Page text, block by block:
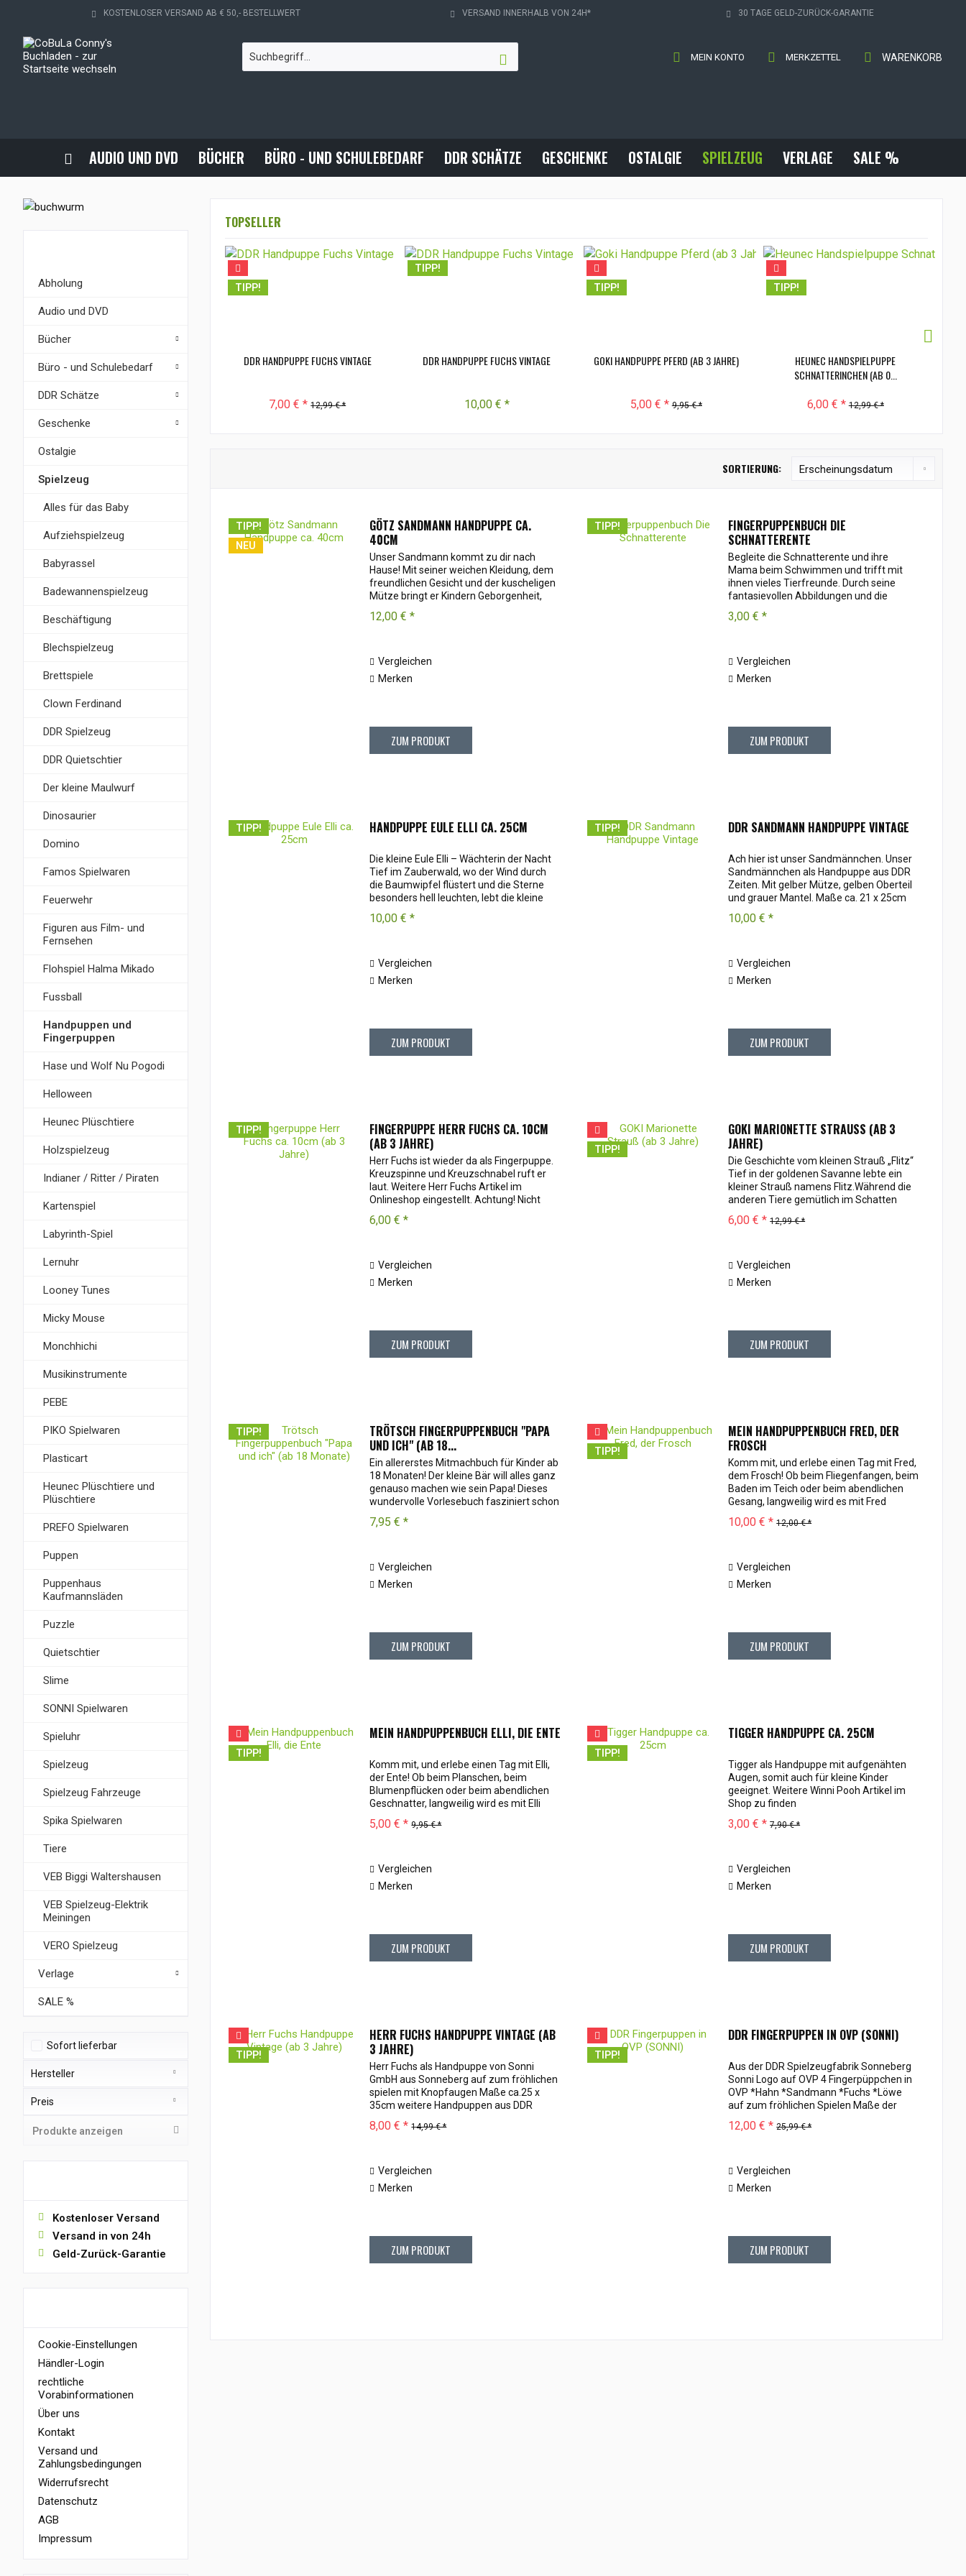
KOSTENLOSER VERSAND AB € 50,- BESTELLWERT VERSAND INNERHALB VON 24H* 30 TAGE GELD-ZURÜCK-GARANTIE
WARENKORB
MERKZETTEL
MEIN KONTO
AUDIO UND DVD BÜCHER BÜRO - UND SCHULEBEDARF DDR SCHÄTZE GESCHENKE OSTALGIE SPIELZEUG VERLAGE SALE %
Abholung
Audio und DVD
Bücher
Büro - und Schulebedarf
DDR Schätze
Geschenke
Ostalgie
Spielzeug
Alles für das Baby
Aufziehspielzeug
Babyrassel
Badewannenspielzeug
Beschäftigung
Blechspielzeug
Brettspiele
Clown Ferdinand
DDR Spielzeug
DDR Quietschtier
Der kleine Maulwurf
Dinosaurier
Domino
Famos Spielwaren
Feuerwehr
Figuren aus Film- und
Fernsehen
Flohspiel Halma Mikado
Fussball
Handpuppen und
Fingerpuppen
Hase und Wolf Nu Pogodi
Helloween
Heunec Plüschtiere
Holzspielzeug
Indianer / Ritter / Piraten
Kartenspiel
Labyrinth-Spiel
Lernuhr
Looney Tunes
Micky Mouse
Monchhichi
Musikinstrumente
PEBE
PIKO Spielwaren
Plasticart
Heunec Plüschtiere und
Plüschtiere
PREFO Spielwaren
Puppen
Puppenhaus
Kaufmannsläden
Puzzle
Quietschtier
Slime
SONNI Spielwaren
Spieluhr
Spielzeug
Spielzeug Fahrzeuge
Spika Spielwaren
Tiere
VEB Biggi Waltershausen
VEB Spielzeug-Elektrik
Meiningen
VERO Spielzeug
Verlage
SALE %
Sofort lieferbar
Hersteller
Buch ohne Verlag
DDR Spielzeug
Spielzeug
Tessloff Verlag
Trötsch Verlag
Preis
Produkte anzeigen
Kostenloser Versand
Versand in von 24h
Geld-Zurück-Garantie
Cookie-Einstellungen
Händler-Login
rechtliche
Vorabinformationen
Über uns
Kontakt
Versand und
Zahlungsbedingungen
Widerrufsrecht
Datenschutz
AGB
Impressum
TOPSELLER
TIPP!
DDR HANDPUPPE FUCHS VINTAGE
7,00 € * 12,99 € *
TIPP!
DDR HANDPUPPE FUCHS VINTAGE
10,00 € *
TIPP!
GOKI HANDPUPPE PFERD (AB 3 JAHRE)
5,00 € * 9,95 € *
TIPP!
HEUNEC HANDSPIELPUPPE
SCHNATTERINCHEN (AB 0...
6,00 € * 12,99 € *
SORTIERUNG:
TIPP!
NEU
GÖTZ SANDMANN HANDPUPPE CA.
40CM
Unser Sandmann kommt zu dir nach
Hause! Mit seiner weichen Kleidung, dem
freundlichen Gesicht und der kuscheligen
Mütze bringt er Kindern Geborgenheit,
Geschichten und süße Träume.
12,00 € *
Vergleichen
Merken
ZUM PRODUKT
TIPP!
FINGERPUPPENBUCH DIE
SCHNATTERENTE
Begleite die Schnatterente und ihre
Mama beim Schwimmen und trifft mit
ihnen vieles Tierfreunde. Durch seine
fantasievollen Abbildungen und die
weiche Fingerpuppe ist dieses lustige,
interaktive Buch ideal für Babys.
3,00 € *
Vergleichen
Merken
ZUM PRODUKT
TIPP! HANDPUPPE EULE ELLI CA. 25CM
Die kleine Eule Elli – Wächterin der Nacht
Tief im Zauberwald, wo der Wind durch
die Baumwipfel flüstert und die Sterne
besonders hell leuchten, lebt die kleine
Eule Elli. Mit ihren weichen Federn, großen
Augen und einem klugen Blick...
10,00 € *
Vergleichen
Merken
ZUM PRODUKT
TIPP! DDR SANDMANN HANDPUPPE VINTAGE
Ach hier ist unser Sandmännchen. Unser
Sandmännchen als Handpuppe aus DDR
Zeiten. Mit gelber Mütze, gelben Oberteil
und grauer Mantel. Maße ca. 21 x 25cm
Andere Handpuppen sind im Onlineshop
vorhanden.
10,00 € *
Vergleichen
Merken
ZUM PRODUKT
TIPP!
FINGERPUPPE HERR FUCHS CA. 10CM
(AB 3 JAHRE)
Herr Fuchs ist wieder da als Fingerpuppe.
Kreuzspinne und Kreuzschnabel ruft er
laut. Weitere Herr Fuchs Artikel im
Onlineshop eingestellt. Achtung! Nicht
geeignet für Kinder unter 3 Jahren wegen
verschluckbarer Kleinteile....
6,00 € *
Vergleichen
Merken
ZUM PRODUKT
TIPP!
GOKI MARIONETTE STRAUSS (AB 3 J
AHRE)
Die Geschichte vom kleinen Strauß „Flitz“
Tief in der goldenen Savanne lebte ein
kleiner Strauß namens Flitz.Während die
anderen Tiere gemütlich im Schatten
ruhten, flitzte er mit seinen langen Beinen
über die weiten Ebenen und entdeckte...
6,00 € * 12,99 € *
Vergleichen
Merken
ZUM PRODUKT
TIPP!
TRÖTSCH FINGERPUPPENBUCH "PAPA
UND ICH" (AB 18...
Ein allererstes Mitmachbuch für Kinder ab
18 Monaten! Der kleine Bär will alles ganz
genauso machen wie sein Papa! Dieses
wundervolle Vorlesebuch fasziniert schon
die kleinsten Zuhörer und lädt beim
gemeinsamen Einkuscheln und
7,95 € *
Vergleichen
Merken
ZUM PRODUKT
TIPP!
MEIN HANDPUPPENBUCH FRED, DER
FROSCH
Komm mit, und erlebe einen Tag mit Fred,
dem Frosch! Ob beim Fliegenfangen, beim
Baden im Teich oder beim abendlichen
Gesang, langweilig wird es mit Fred
garantiert nicht. Die gereimten Verse
dieses lustigen Handpuppenbuch machen
10,00 € * 12,00 € *
Vergleichen
Merken
ZUM PRODUKT
TIPP!
MEIN HANDPUPPENBUCH ELLI, DIE ENTE
Komm mit, und erlebe einen Tag mit Elli,
der Ente! Ob beim Planschen, beim
Blumenpflücken oder beim abendlichen
Geschnatter, langweilig wird es mit Elli
dieses lustigen Handpuppenbuch machen
5,00 € * 9,95 € *
Vergleichen
Merken
ZUM PRODUKT
TIPP!
TIGGER HANDPUPPE CA. 25CM
Tigger als Handpuppe mit aufgenähten
Augen, somit auch für kleine Kinder
geeignet. Weitere Winni Pooh Artikel im
Shop zu finden
3,00 € * 7,90 € *
Vergleichen
Merken
ZUM PRODUKT
TIPP!
HERR FUCHS HANDPUPPE VINTAGE (AB
3 JAHRE)
Herr Fuchs als Handpuppe von Sonni
GmbH aus Sonneberg auf zum fröhlichen
spielen mit Knopfaugen Maße ca.25 x
35cm weitere Handpuppen aus DDR
vorhanden
8,00 € * 14,99 € *
Vergleichen
Merken
ZUM PRODUKT
TIPP!
DDR FINGERPUPPEN IN OVP (SONNI)
Aus der DDR Spielzeugfabrik Sonneberg
Sonni Logo auf OVP 4 Fingerpüppchen in
OVP *Hahn *Sandmann *Fuchs *Löwe
auf zum fröhlichen Spielen Maße der
12,00 € * 25,99 € *
Vergleichen
Merken
ZUM PRODUKT